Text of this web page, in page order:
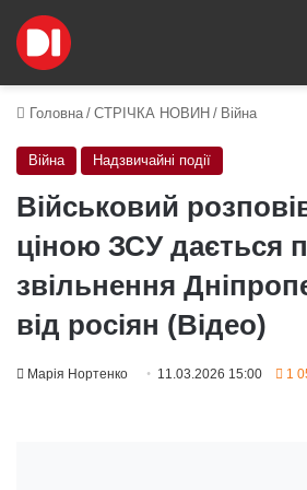
Головна / СТРІЧКА НОВИН / Війна
Війна Надзвичайні події
Військовий
ціною ЗСУ дається
звільнення
від росіян (Відео)
Марія Нортенко 11.03.2026 15:00 1